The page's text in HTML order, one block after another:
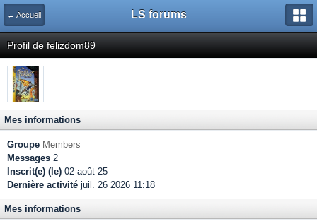
← Accueil LS forums
Profil de felizdom89
Mes informations
Groupe Members
Messages 2
Inscrit(e) (le) 02-août 25
Dernière activité juil. 26 2026 11:18
Mes informations